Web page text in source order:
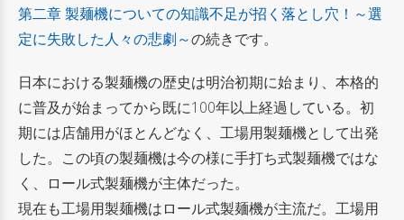
第二章 製麺機についての知識不足が招く落とし穴！～選
定に失敗した人々の悲劇～の続きです。
日本における製麺機の歴史は明治初期に始まり、本格的
に普及が始まってから既に100年以上経過している。初
期には店舗用がほとんどなく、工場用製麺機として出発
した。この頃の製麺機は今の様に手打ち式製麺機ではな
く、ロール式製麺機が主体だった。
現在も工場用製麺機はロール式製麺機が主流だ。工場用